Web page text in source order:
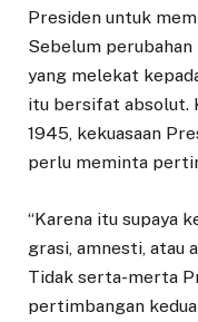
Presiden untuk
Sebelum perubahan
yang melekat
itu bersifat absolut.
1945, kekuasaan
perlu meminta
“Karena itu supaya
grasi, amnesti, atau
Tidak serta-merta
pertimbangan